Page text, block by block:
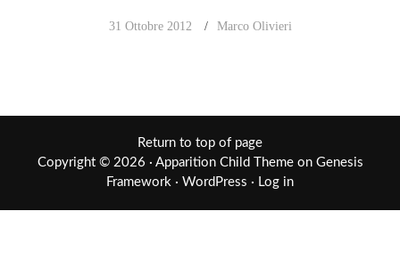
31 Ottobre 2012 Marco Olivieri
Return to top of page
Copyright © 2026 · Apparition Child Themeon Genesis
Framework · WordPress · Log in